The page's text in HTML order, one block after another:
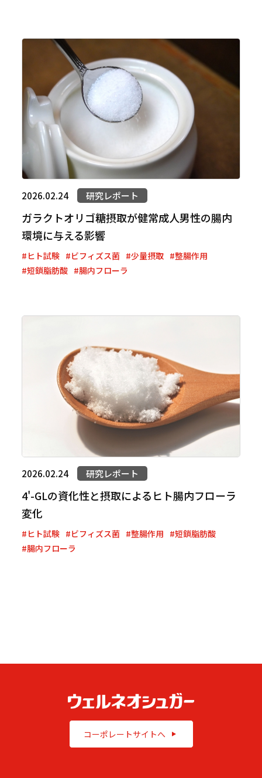
2026.02.24 研究レポート
ガラクトオリゴ糖摂取が健常成人男性の腸内
環境に与える影響
#ヒト試験 #ビフィズス菌 #少量摂取 #整腸作用
#短鎖脂肪酸 #腸内フローラ
2026.02.24 研究レポート
4'-GLの資化性と摂取によるヒト腸内フローラ
変化
#ヒト試験 #ビフィズス菌 #整腸作用 #短鎖脂肪酸
#腸内フローラ
コーポレートサイトへ